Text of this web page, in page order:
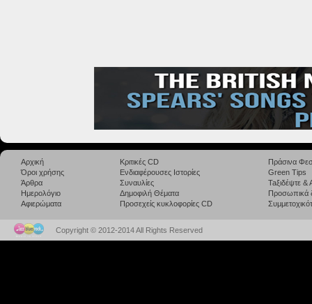
Αρχική
Όροι χρήσης
Άρθρα
Ημερολόγιο
Αφιερώματα
Κριτικές CD
Ενδιαφέρουσες Ιστορίες
Συναυλίες
Δημοφιλή Θέματα
Προσεχείς κυκλοφορίες CD
Πράσινα
Green Tips
Taξιδέψτε
Προσωπικά
Copyright © 2012-2014 All Rights Reserved